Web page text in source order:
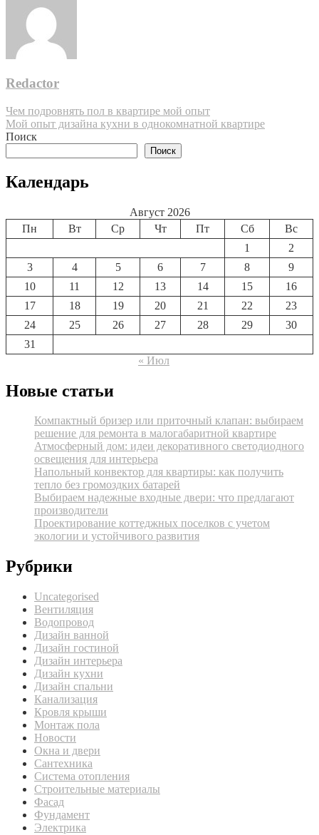
Redactor
Навигация
по
Чем подровнять пол в квартире мой опыт
Мой опыт дизайна кухни в однокомнатной квартире
Поиск
Поиск
Календарь
Август 2026
Пн
Вт Ср Чт Пт Сб
Вс
1
2
3
4 5 6 7 8
9
10
11 12 13 14 15
16
17
18 19 20 21 22
23
24
25 26 27 28 29
30
31
« Июл
Новые статьи
Компактный бризер или приточный клапан: выбираем
решение для ремонта в малогабаритной квартире
Атмосферный дом: идеи декоративного светодиодного
освещения для интерьера
Напольный конвектор для квартиры: как получить
тепло без громоздких батарей
Выбираем надежные входные двери: что предлагают
производители
Проектирование коттеджных поселков с учетом
экологии и устойчивого развития
Рубрики
Uncategorised
Вентиляция
Водопровод
Дизайн ванной
Дизайн гостиной
Дизайн интерьера
Дизайн кухни
Дизайн спальни
Канализация
Кровля крыши
Монтаж пола
Новости
Окна и двери
Сантехника
Система отопления
Строительные материалы
Фасад
Фундамент
Электрика